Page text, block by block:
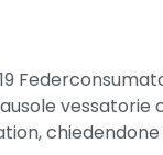
vessatorie